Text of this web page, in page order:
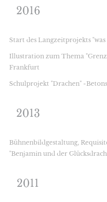
2016
Start des Langzeitprojekts
Illustration zum Thema
Frankfurt
Schulprojekt "Drachen" -
2013
Bühnenbildgestaltung,
"Benjamin und der
2011